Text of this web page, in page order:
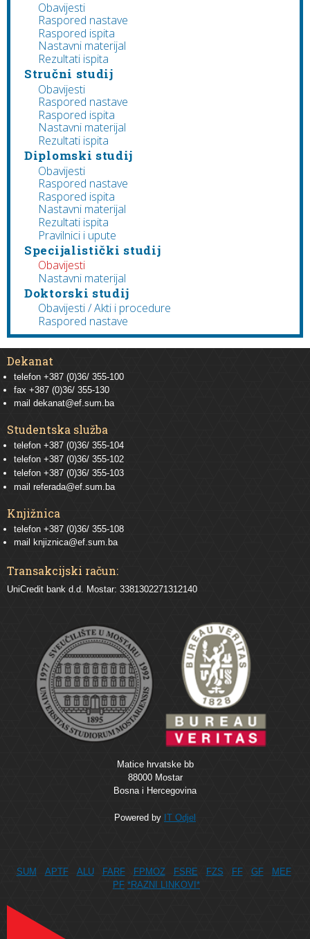
Obavijesti
Raspored nastave
Raspored ispita
Nastavni materijal
Rezultati ispita
Stručni studij
Obavijesti
Raspored nastave
Raspored ispita
Nastavni materijal
Rezultati ispita
Diplomski studij
Obavijesti
Raspored nastave
Raspored ispita
Nastavni materijal
Rezultati ispita
Pravilnici i upute
Specijalistički studij
Obavijesti
Nastavni materijal
Doktorski studij
Obavijesti / Akti i procedure
Raspored nastave
Dekanat
telefon +387 (0)36/ 355-100
fax +387 (0)36/ 355-130
mail dekanat@ef.sum.ba
Studentska služba
telefon +387 (0)36/ 355-104
telefon +387 (0)36/ 355-102
telefon +387 (0)36/ 355-103
mail referada@ef.sum.ba
Knjižnica
telefon +387 (0)36/ 355-108
mail
knjiznica@ef.sum.ba
Transakcijski račun:
UniCredit bank d.d. Mostar: 3381302271312140
Matice hrvatske bb
88000 Mostar
Bosna i Hercegovina
Powered by IT Odjel
SUM APTF ALU FARF FPMOZ FSRE FZS FF GF
MEF
PF *RAZNI LINKOVI*